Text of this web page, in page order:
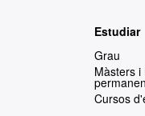
Estudiar
Grau
Màsters i
Cursos